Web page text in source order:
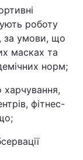
роботу
за умови, що
масках та
норм;
харчування,
фітнес-